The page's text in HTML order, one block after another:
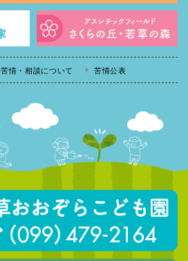
苦情・相談について 苦情公表